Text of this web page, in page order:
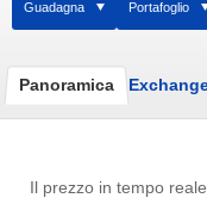
Guadagna Portafoglio
Panoramica
Il prezzo in tempo